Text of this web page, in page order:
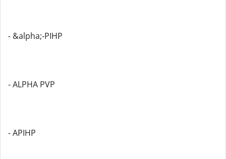
- &alpha;-PIHP
- ALPHA PVP
- APIHP